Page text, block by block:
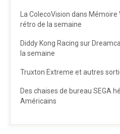
La ColecoVision dans
rétro de la semaine
Diddy Kong Racing sur
la semaine
Truxton Extreme et autres
Des chaises de bureau SEGA
Américains